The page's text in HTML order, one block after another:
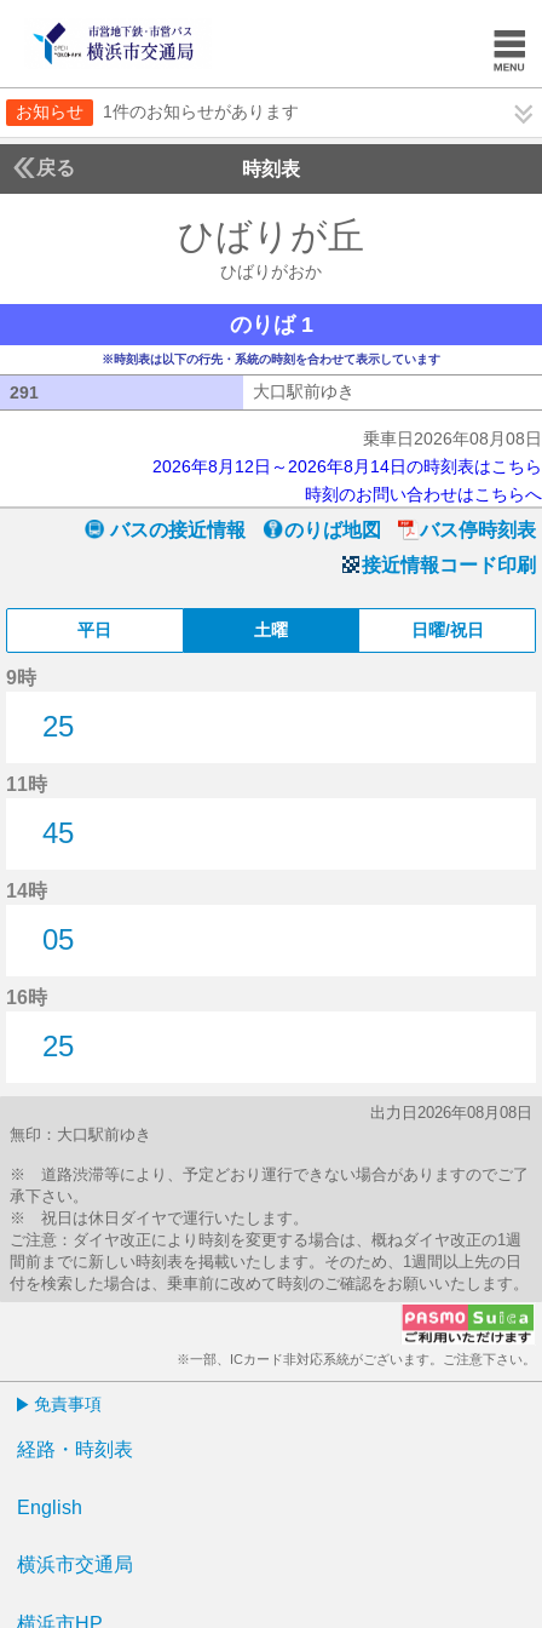
お知らせ 1件のお知らせがあります
戻る 時刻表
ひばりが丘
ひばりがおか
のりば 1
※時刻表は以下の行先・系統の時刻を合わせて表示しています
291 大口駅前ゆき
乗車日2026年08月08日
2026年8月12日～2026年8月14日の時刻表はこちら
時刻のお問い合わせはこちらへ
バスの接近情報 のりば地図
バス停時刻表
接近情報コード印刷
平日 土曜 日曜/祝日
9時
25
11時
45
14時
05
16時
25
出力日2026年08月08日
無印：大口駅前ゆき
※ 道路渋滞等により、予定どおり運行できない場合がありますのでご了
承下さい。
※ 祝日は休日ダイヤで運行いたします。
ご注意：ダイヤ改正により時刻を変更する場合は、概ねダイヤ改正の1週
間前までに新しい時刻表を掲載いたします。そのため、1週間以上先の日
付を検索した場合は、乗車前に改めて時刻のご確認をお願いいたします。
※一部、ICカード非対応系統がございます。ご注意下さい。
免責事項
経路・時刻表
English
横浜市交通局
横浜市HP